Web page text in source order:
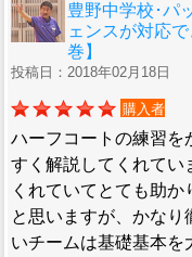
豊野中学校･パ
ェンスが対応
巻】
投稿日：2018年02月18日
購入者
ハーフコートの練習を
すく解説してくれてい
くれていてとても助
と思いますが、かな
いチームは基礎基本を